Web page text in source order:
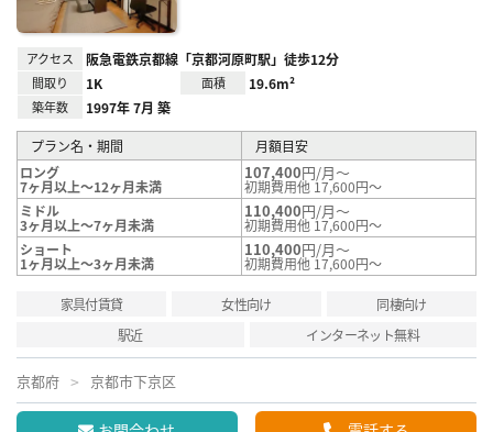
アクセス 阪急電鉄京都線「京都河原町駅」徒歩12分
間取り 1K 面積 19.6m²
築年数 1997年 7月 築
プラン名・期間
月額目安
ロング
7ヶ月以上～12ヶ月未満
107,400円/月～
初期費用他 17,600円～
ミドル
3ヶ月以上～7ヶ月未満
110,400円/月～
初期費用他 17,600円～
ショート
1ヶ月以上～3ヶ月未満
110,400円/月～
初期費用他 17,600円～
家具付賃貸 女性向け
同棲向け
駅近
インターネット無料
京都府 京都市下京区